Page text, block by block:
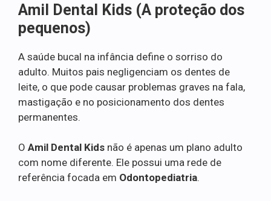
Amil Dental Kids (A proteção dos
pequenos)
A saúde bucal na infância define o sorriso do
adulto. Muitos pais negligenciam os dentes de
leite, o que pode causar problemas graves na fala,
mastigação e no posicionamento dos dentes
permanentes.
O Amil Dental Kids não é apenas um plano adulto
com nome diferente. Ele possui uma rede de
referência focada em Odontopediatria.